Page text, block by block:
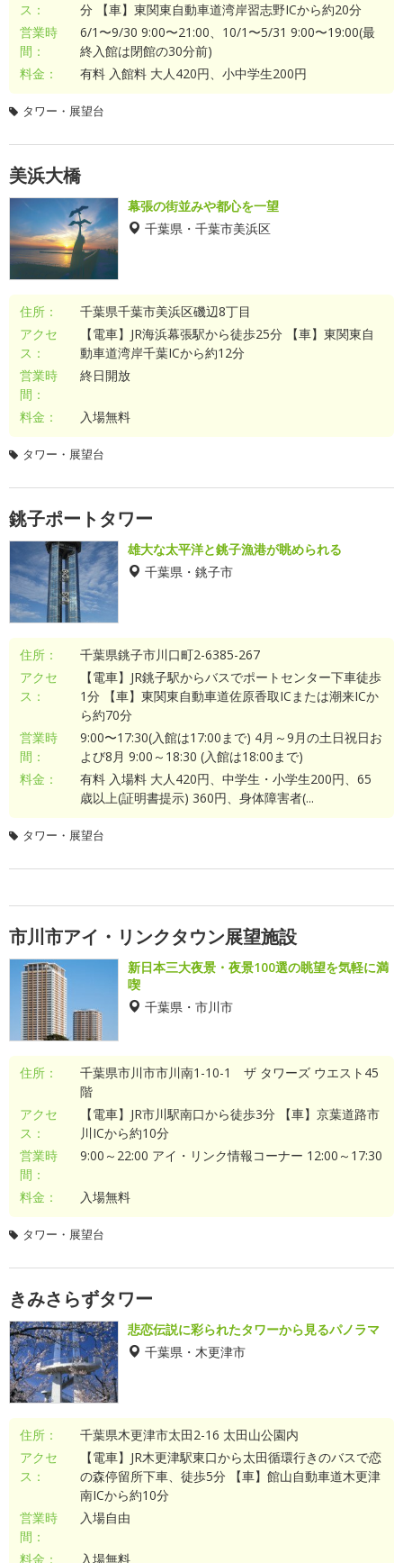
ス：
分 【車】東関東自動車道湾岸習志野ICから約20分
営業時
間：
6/1〜9/30 9:00〜21:00、10/1〜5/31 9:00〜19:00(最
終入館は閉館の30分前)
料金：
有料 入館料 大人420円、小中学生200円
タワー・展望台
美浜大橋
幕張の街並みや都心を一望
千葉県・千葉市美浜区
住所：
千葉県千葉市美浜区磯辺8丁目
アクセ
ス：
【電車】JR海浜幕張駅から徒歩25分 【車】東関東自
動車道湾岸千葉ICから約12分
営業時
間：
終日開放
料金： 入場無料
タワー・展望台
銚子ポートタワー
雄大な太平洋と銚子漁港が眺められる
千葉県・銚子市
住所：
千葉県銚子市川口町2-6385-267
アクセ
ス：
【電車】JR銚子駅からバスでポートセンター下車徒歩
1分 【車】東関東自動車道佐原香取ICまたは潮来ICか
ら約70分
営業時
間：
9:00〜17:30(入館は17:00まで) 4月～9月の土日祝日お
よび8月 9:00～18:30 (入館は18:00まで)
料金：
有料 入場料 大人420円、中学生・小学生200円、65
歳以上(証明書提示) 360円、身体障害者(...
タワー・展望台
市川市アイ・リンクタウン展望施設
新日本三大夜景・夜景100選の眺望を気軽に満
喫
千葉県・市川市
住所：
千葉県市川市市川南1-10-1 ザ タワーズ ウエスト45
階
アクセ
ス：
【電車】JR市川駅南口から徒歩3分 【車】京葉道路市
川ICから約10分
営業時
間：
9:00～22:00 アイ・リンク情報コーナー 12:00～17:30
料金： 入場無料
タワー・展望台
きみさらずタワー
悲恋伝説に彩られたタワーから見るパノラマ
千葉県・木更津市
住所：
千葉県木更津市太田2-16 太田山公園内
アクセ
ス：
【電車】JR木更津駅東口から太田循環行きのバスで恋
の森停留所下車、徒歩5分 【車】館山自動車道木更津
南ICから約10分
営業時
間：
入場自由
料金： 入場無料